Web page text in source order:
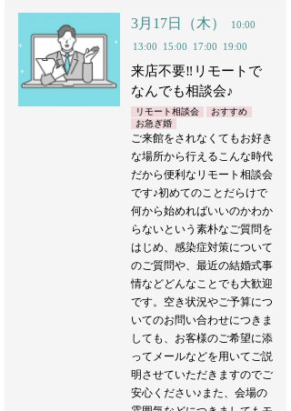
3月17日（木）
10:00
13:00
15:00 17:00 19:00
来店不要‼︎リモートで
なんでも相談会♪
リモート相談会
おすすめ
お急ぎ婚
ご来館をされなくてもお好き
な場所から行えるこんな時代
だから便利なリモート相談会
です♪初めてのことだらけで
何から始めればいいのかわか
らないという素朴なご質問を
はじめ、感染症対策について
のご質問や、最近の結婚式事
情などどんなことでも大歓迎
です。空き状況やご予算につ
いてのお問い合わせにつきま
しても、お客様のご希望に添
ってメールなどを用いてご説
明させていただきますのでご
安心ください♪また、会場の